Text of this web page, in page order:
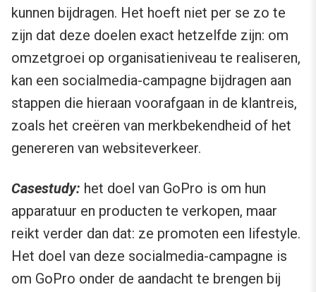
kunnen bijdragen. Het hoeft niet per se zo te
zijn dat deze doelen exact hetzelfde zijn: om
omzetgroei op organisatieniveau te realiseren,
kan een socialmedia-campagne bijdragen aan
stappen die hieraan voorafgaan in de klantreis,
zoals het creëren van merkbekendheid of het
genereren van websiteverkeer.
Casestudy: het doel van GoPro is om hun
apparatuur en producten te verkopen, maar
reikt verder dan dat: ze promoten een lifestyle.
Het doel van deze socialmedia-campagne is
om GoPro onder de aandacht te brengen bij